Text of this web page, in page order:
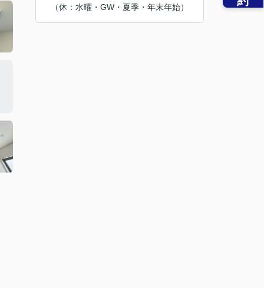
（休：水曜・GW・夏季・年末年始）